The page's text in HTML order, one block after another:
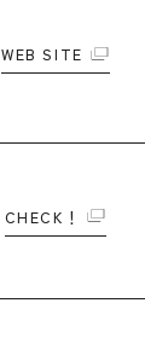
WEB SITE
CHECK！